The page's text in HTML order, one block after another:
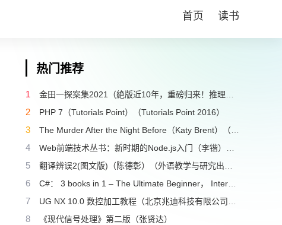
首页 读书
热门推荐
1 金田一探案集2021（絶版近10年，重磅归来！推理高峰典范，江户川乱步、青山刚昌推荐。惊骇悬念+诡秘人性，入坑推理佳选，一套10本过足瘾！精美和风装帧，日本系列销量超5500万册）（横沟正史）（壹页科技 2021）
2 PHP 7（Tutorials Point）（Tutorials Point 2016）
3 The Murder After the Night Before（Katy Brent）（HQ Digital 2024）
4 Web前端技术丛书：新时期的Node.js入门（李锴）（清华大学出版社 2017）
5 翻译辨误2(图文版)（陈德彰）（外语教学与研究出版社 2011）
6 C#： 3 books in 1 – The Ultimate Beginner， Intermediate & Advanced Guides to Master C# Programming Quickly with No Experience（Mark Reed）（2022）
7 UG NX 10.0 数控加工教程（北京兆迪科技有限公司）（机械工业出版社 2016）
8 《现代信号处理》第二版（张贤达）